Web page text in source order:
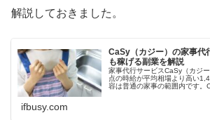
解説しておきました。
CaSy（カジー）の家事代
も稼げる副業を解説
家事代行サービスCaSy（カジ
点の時給が平均相場より高い
容は普通の家事の範囲内です。
ifbusy.com